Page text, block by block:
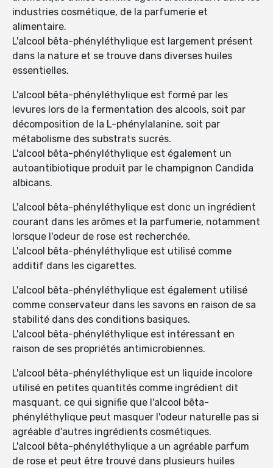
industries cosmétique, de la parfumerie et
alimentaire.
L'alcool bêta-phényléthylique est largement présent
dans la nature et se trouve dans diverses huiles
essentielles.
L'alcool bêta-phényléthylique est formé par les
levures lors de la fermentation des alcools, soit par
décomposition de la L-phénylalanine, soit par
métabolisme des substrats sucrés.
L'alcool bêta-phényléthylique est également un
autoantibiotique produit par le champignon Candida
albicans.
L'alcool bêta-phényléthylique est donc un ingrédient
courant dans les arômes et la parfumerie, notamment
lorsque l'odeur de rose est recherchée.
L'alcool bêta-phényléthylique est utilisé comme
additif dans les cigarettes.
L'alcool bêta-phényléthylique est également utilisé
comme conservateur dans les savons en raison de sa
stabilité dans des conditions basiques.
L'alcool bêta-phényléthylique est intéressant en
raison de ses propriétés antimicrobiennes.
L'alcool bêta-phényléthylique est un liquide incolore
utilisé en petites quantités comme ingrédient dit
masquant, ce qui signifie que l'alcool bêta-
phényléthylique peut masquer l'odeur naturelle pas si
agréable d'autres ingrédients cosmétiques.
L'alcool bêta-phényléthylique a un agréable parfum
de rose et peut être trouvé dans plusieurs huiles